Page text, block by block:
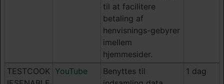
til at facilitere
betaling af
henvisnings-gebyrer
imellem
hjemmesider.
TESTCOOK YouTube
Benyttes til
1 dag